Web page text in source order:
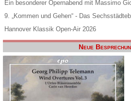
Ein besonderer Opernabend mit Massimo
9. „Kommen und Gehen“ - Das
Hannover Klassik Open-Air 2026
Neue